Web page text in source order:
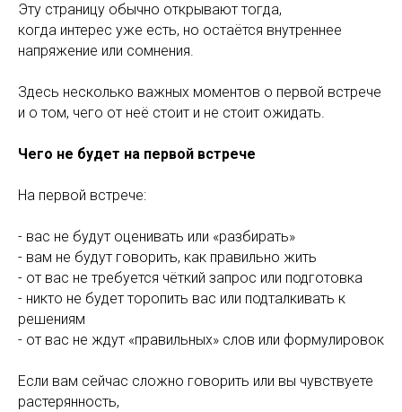
Эту страницу обычно открывают тогда,
когда интерес уже есть, но остаётся внутреннее
напряжение или сомнения.
Здесь несколько важных моментов о первой встрече
и о том, чего от неё стоит и не стоит ожидать.
Чего не будет на первой встрече
На первой встрече:
- вас не будут оценивать или «разбирать»
- вам не будут говорить, как правильно жить
- от вас не требуется чёткий запрос или подготовка
- никто не будет торопить вас или подталкивать к
решениям
- от вас не ждут «правильных» слов или формулировок
Если вам сейчас сложно говорить или вы чувствуете
растерянность,